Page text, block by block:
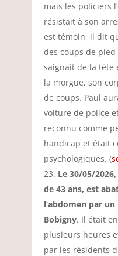
mais les policiers
résistait à son
est témoin, il dit
des coups de
saignait de la tête
la morgue, son
de coups. Paul
voiture de police
reconnu comme
handicap et était
psychologiques. (
Le 30/05/2026,
de 43 ans, est
l’abdomen par
Bobigny. Il était
plusieurs heures
par les résidents